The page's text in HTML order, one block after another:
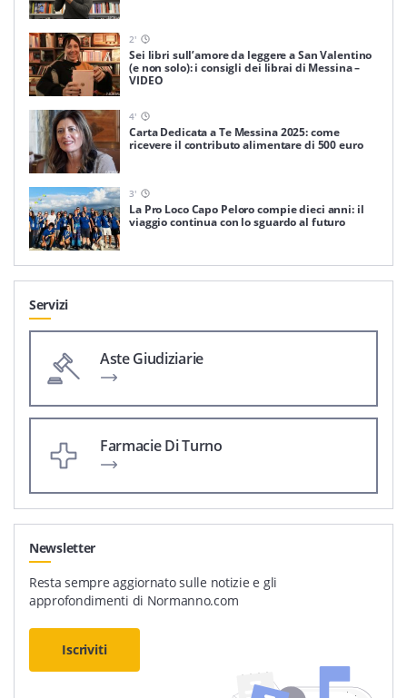
2'
Sei libri sull’amore da leggere a San Valentino
(e non solo): i consigli dei librai di Messina –
VIDEO
4'
Carta Dedicata a Te Messina 2025: come
ricevere il contributo alimentare di 500 euro
3'
La Pro Loco Capo Peloro compie dieci anni: il
viaggio continua con lo sguardo al futuro
Servizi
Aste Giudiziarie
Farmacie Di Turno
Newsletter
Resta sempre aggiornato sulle notizie e gli
approfondimenti di Normanno.com
Iscriviti